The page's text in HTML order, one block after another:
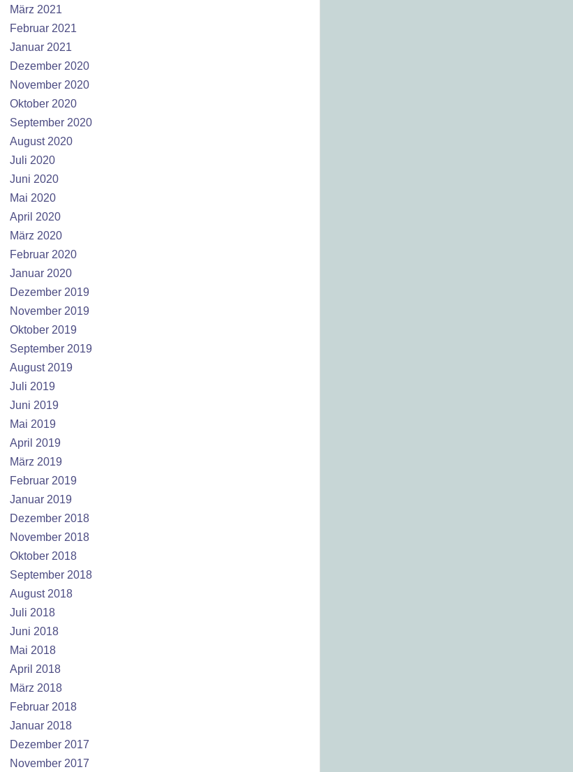
März 2021
Februar 2021
Januar 2021
Dezember 2020
November 2020
Oktober 2020
September 2020
August 2020
Juli 2020
Juni 2020
Mai 2020
April 2020
März 2020
Februar 2020
Januar 2020
Dezember 2019
November 2019
Oktober 2019
September 2019
August 2019
Juli 2019
Juni 2019
Mai 2019
April 2019
März 2019
Februar 2019
Januar 2019
Dezember 2018
November 2018
Oktober 2018
September 2018
August 2018
Juli 2018
Juni 2018
Mai 2018
April 2018
März 2018
Februar 2018
Januar 2018
Dezember 2017
November 2017